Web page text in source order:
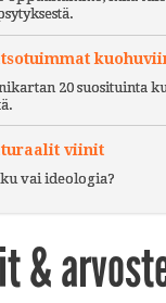
20 suosituinta
viinit
vai ideologia?
&